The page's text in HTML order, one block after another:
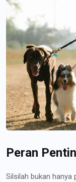
Peran
Silsilah bukan hanya